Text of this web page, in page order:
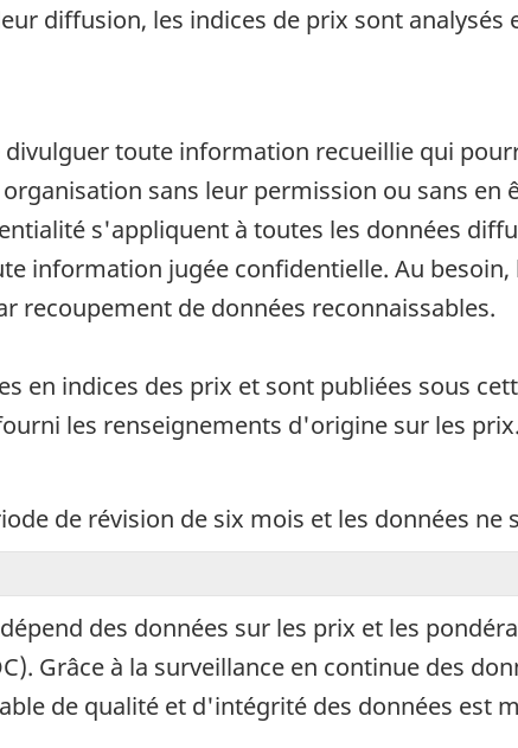
diffusion, les indices de prix sont
divulguer toute information recueillie qui
sans leur permission ou sans en
s'appliquent à toutes les données
information jugée confidentielle. Au
recoupement de données reconnaissables.
en indices des prix et sont publiées sous
les renseignements d'origine sur les prix.
de révision de six mois et les données ne
des données sur les prix et les
Grâce à la surveillance en continue des
de qualité et d'intégrité des données est